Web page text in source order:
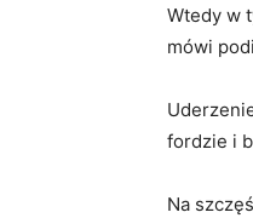
Wtedy w
mówi
fordzie i
Na